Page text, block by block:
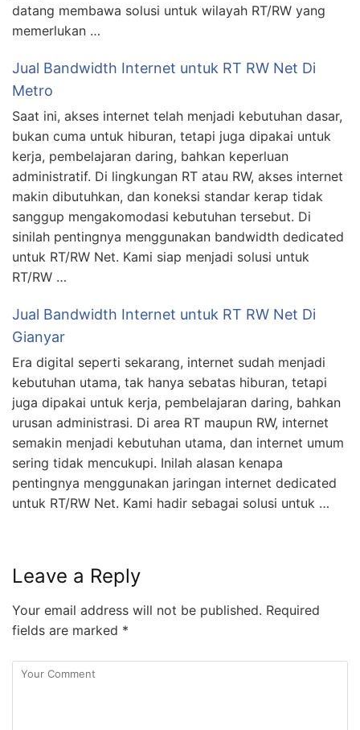
datang membawa solusi untuk wilayah RT/RW yang
memerlukan …
Jual Bandwidth Internet untuk RT RW Net Di
Metro
Saat ini, akses internet telah menjadi kebutuhan dasar,
bukan cuma untuk hiburan, tetapi juga dipakai untuk
kerja, pembelajaran daring, bahkan keperluan
administratif. Di lingkungan RT atau RW, akses internet
makin dibutuhkan, dan koneksi standar kerap tidak
sanggup mengakomodasi kebutuhan tersebut. Di
sinilah pentingnya menggunakan bandwidth dedicated
untuk RT/RW Net. Kami siap menjadi solusi untuk
RT/RW …
Jual Bandwidth Internet untuk RT RW Net Di
Gianyar
Era digital seperti sekarang, internet sudah menjadi
kebutuhan utama, tak hanya sebatas hiburan, tetapi
juga dipakai untuk kerja, pembelajaran daring, bahkan
urusan administrasi. Di area RT maupun RW, internet
semakin menjadi kebutuhan utama, dan internet umum
sering tidak mencukupi. Inilah alasan kenapa
pentingnya menggunakan jaringan internet dedicated
untuk RT/RW Net. Kami hadir sebagai solusi untuk …
Leave a Reply
Your email address will not be published. Required
fields are marked *